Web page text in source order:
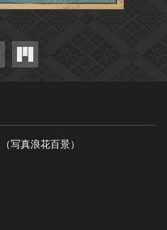
お知らせ一覧
写真浪花百景）